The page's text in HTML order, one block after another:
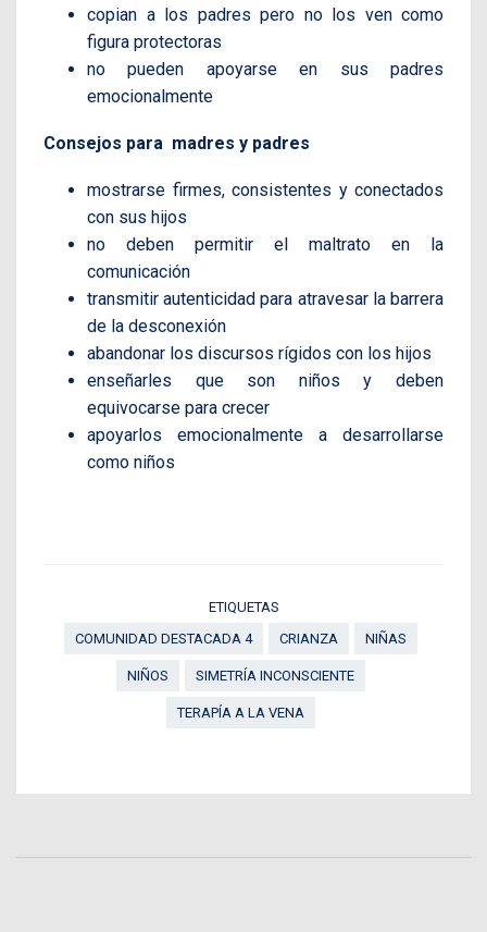
copian a los padres pero no los ven como
figura protectoras
no pueden apoyarse en sus padres
emocionalmente
Consejos para madres y padres
mostrarse firmes, consistentes y conectados
con sus hijos
no deben permitir el maltrato en la
comunicación
transmitir autenticidad para atravesar la barrera
de la desconexión
abandonar los discursos rígidos con los hijos
enseñarles que son niños y deben
equivocarse para crecer
apoyarlos emocionalmente a desarrollarse
como niños
ETIQUETAS
COMUNIDAD DESTACADA 4
CRIANZA NIÑAS
NIÑOS SIMETRÍA INCONSCIENTE
TERAPÍA A LA VENA